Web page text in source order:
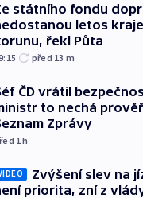
státního fondu
letos
řekl Půta
před 13 m
ČD vrátil
to nechá
Zprávy
1h
Zvýšení slev na
priorita, zní z